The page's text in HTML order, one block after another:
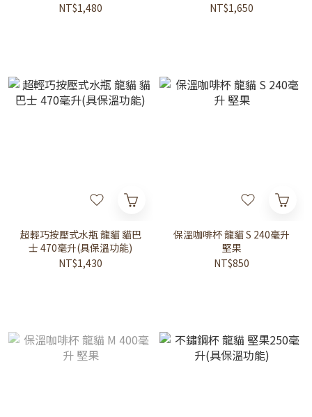
NT$1,480
NT$1,650
超輕巧按壓式水瓶 龍貓 貓巴
士 470毫升(具保溫功能)
NT$1,430
保溫咖啡杯 龍貓 S 240毫升
堅果
NT$850